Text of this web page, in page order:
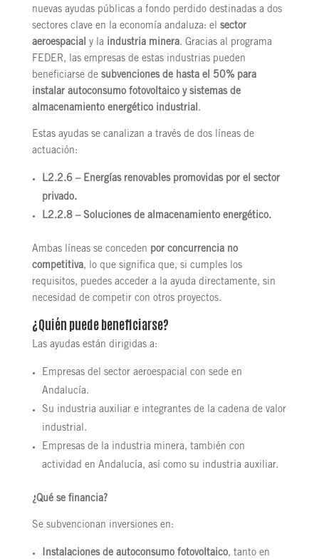
nuevas ayudas públicas a fondo perdido destinadas a dos
sectores clave en la economía andaluza: el sector
aeroespacial y la industria minera. Gracias al programa
FEDER, las empresas de estas industrias pueden
beneficiarse de subvenciones de hasta el 50% para
instalar autoconsumo fotovoltaico y sistemas de
almacenamiento energético industrial .
Estas ayudas se canalizan a través de dos líneas de
actuación:
L2.2.6 – Energías renovables promovidas por el sector
privado.
L2.2.8 – Soluciones de almacenamiento energético.
Ambas líneas se conceden por concurrencia no
competitiva, lo que significa que, si cumples los
requisitos, puedes acceder a la ayuda directamente, sin
necesidad de competir con otros proyectos.
¿Quién puede beneficiarse?
Las ayudas están dirigidas a:
Empresas del sector aeroespacial con sede en
Andalucía.
Su industria auxiliar e integrantes de la cadena de valor
industrial.
Empresas de la industria minera, también con
actividad en Andalucía, así como su industria auxiliar.
¿Qué se financia?
Se subvencionan inversiones en:
Instalaciones de autoconsumo fotovoltaico, tanto en